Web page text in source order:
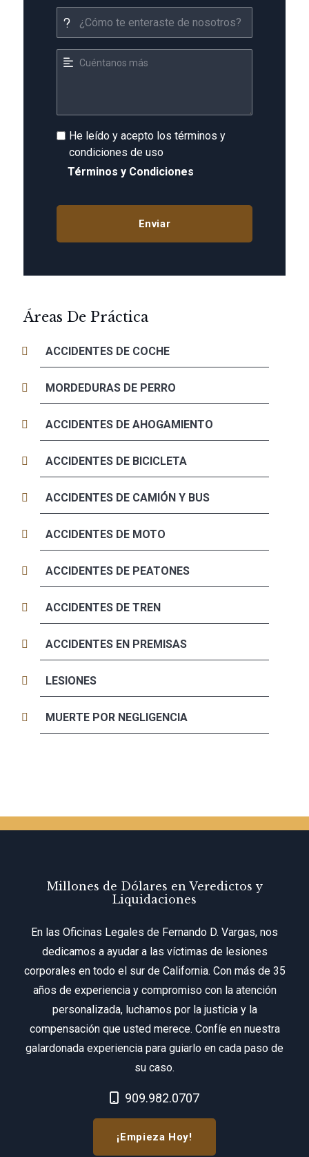
He leído y acepto los términos y
condiciones de uso
Términos y Condiciones
Áreas De Práctica
ACCIDENTES DE COCHE
MORDEDURAS DE PERRO
ACCIDENTES DE AHOGAMIENTO
ACCIDENTES DE BICICLETA
ACCIDENTES DE CAMIÓN Y BUS
ACCIDENTES DE MOTO
ACCIDENTES DE PEATONES
ACCIDENTES DE TREN
ACCIDENTES EN PREMISAS
LESIONES
MUERTE POR NEGLIGENCIA
Millones de Dólares en Veredictos y
Liquidaciones
En las Oficinas Legales de Fernando D. Vargas, nos
dedicamos a ayudar a las víctimas de lesiones
corporales en todo el sur de California. Con más de 35
años de experiencia y compromiso con la atención
personalizada, luchamos por la justicia y la
compensación que usted merece. Confíe en nuestra
galardonada experiencia para guiarlo en cada paso de
su caso.
Call Now at
909.982.0707
¡Empieza Hoy!